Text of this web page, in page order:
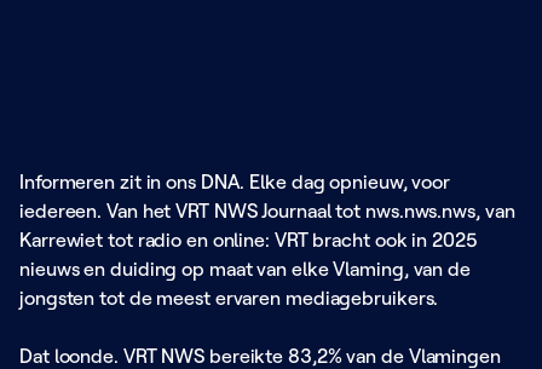
Informeren zit in ons DNA. Elke dag opnieuw, voor
iedereen. Van het VRT NWS Journaal tot nws.nws.nws, van
Karrewiet tot radio en online: VRT bracht ook in 2025
nieuws en duiding op maat van elke Vlaming, van de
jongsten tot de meest ervaren mediagebruikers.
Dat loonde. VRT NWS bereikte 83,2% van de Vlamingen